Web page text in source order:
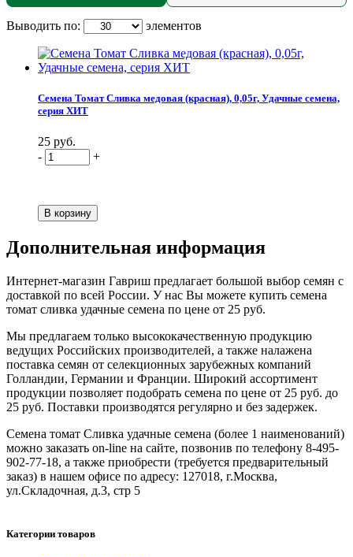
Выводить по: элементов
Семена Томат Сливка медовая (красная), 0,05г, Удачные семена,
серия ХИТ
25 руб.
-
+
Дополнительная информация
Интернет-магазин Гавриш предлагает большой выбор семян с
доставкой по всей России. У нас Вы можете купить семена
томат сливка удачные семена по цене от 25 руб.
Мы предлагаем только высококачественную продукцию
ведущих Российских производителей, а также налажена
поставка семян от селекционных зарубежных компаний
Голландии, Германии и Франции. Широкий ассортимент
продукции позволяет подобрать семена по цене от 25 руб. до
25 руб. Поставки производятся регулярно и без задержек.
Семена томат Сливка удачные семена (более 1 наименований)
можно заказать on-line на сайте, позвонив по телефону 8-495-
902-77-18, а также приобрести (требуется предварительный
заказ) в нашем офисе по адресу: 127018, г.Москва,
ул.Складочная, д.3, стр 5
Категории товаров